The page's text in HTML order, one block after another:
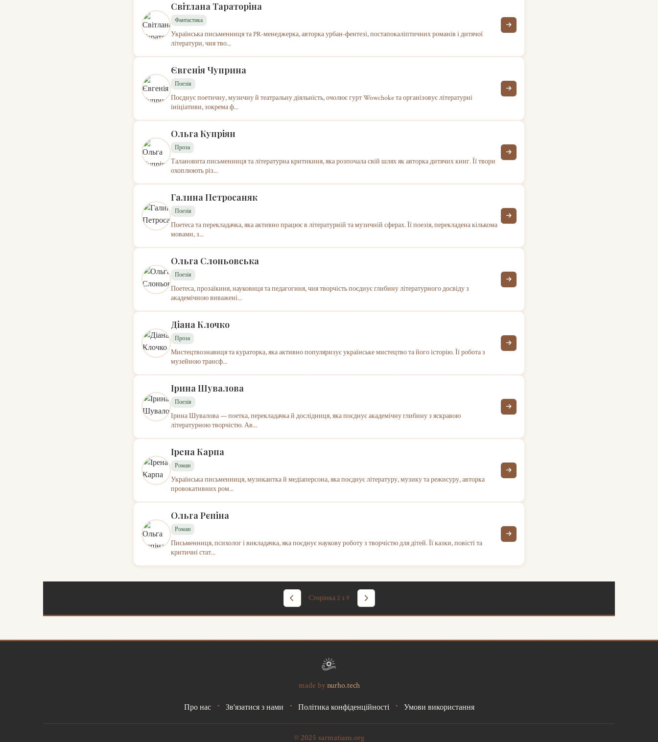
Світлана Тараторіна
Фантастика
Українська письменниця та PR-менеджерка, авторка урбан-фентезі, постапокаліптичних романів і дитячої
літератури, чия тво...
Євгенія Чуприна
Поезія
Поєднує поетичну, музичну й театральну діяльність, очолює гурт Wowchoke та організовує літературні
ініціативи, зокрема ф...
Ольга Купріян
Проза
Талановита письменниця та літературна критикиня, яка розпочала свій шлях як авторка дитячих книг. Її твори
охоплюють різ...
Галина Петросаняк
Поезія
Поетеса та перекладачка, яка активно працює в літературній та музичній сферах. Її поезія, перекладена кількома
мовами, з...
Ольга Слоньовська
Поезія
Поетеса, прозаїкиня, науковиця та педагогиня, чия творчість поєднує глибину літературного досвіду з
академічною виважені...
Діана Клочко
Проза
Мистецтвознавиця та кураторка, яка активно популяризує українське мистецтво та його історію. Її робота з
музейною трансф...
Ірина Шувалова
Поезія
Ірина Шувалова — поетка, перекладачка й дослідниця, яка поєднує академічну глибину з яскравою
літературною творчістю. Ав...
Ірена Карпа
Роман
Українська письменниця, музикантка й медіаперсона, яка поєднує літературу, музику та режисуру, авторка
провокативних ром...
Ольга Рєпіна
Роман
Письменниця, психолог і викладачка, яка поєднує наукову роботу з творчістю для дітей. Її казки, повісті та
критичні стат...
Сторінка 2 з 9
made bynurho.tech
Про нас • Зв'язатися з нами • Політика конфіденційності • Умови використання
© 2025 sarmatians.org